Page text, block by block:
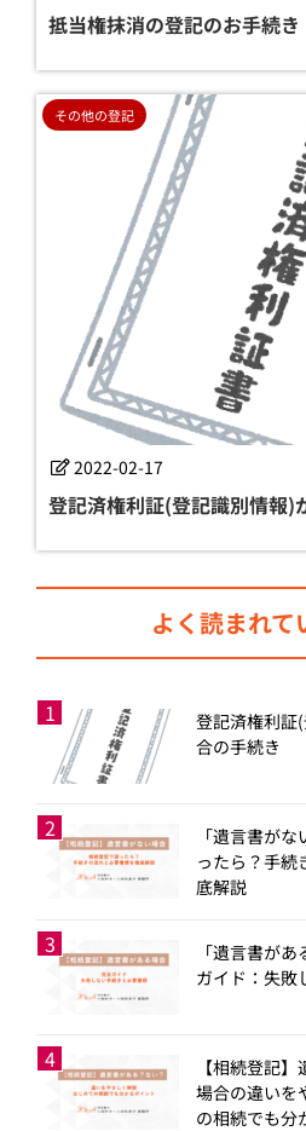
抵当権抹消の登記のお手続き
2022-02-17
登記済権利証(登記識別情報)
その他の登記
よく読まれて
登記済権利証
合の手続き
「遺言書が
ったら？手続
底解説
「遺言書が
ガイド：失敗
【相続登記
場合の違いを
の相続でも分